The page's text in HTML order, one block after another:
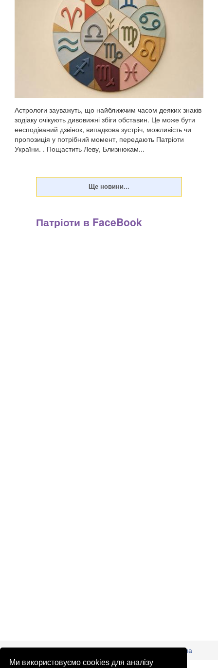
Ми використовуємо cookies для аналізу
Астрологи зауважуть, що найближчим часом деяких знаків
зодіаку очікують дивовижні збіги обставин. Це може бути
еесподіваний дзвінок, випадкова зустріч, можливість чи
пропозиція у потрібний момент, передають Патріоти
України. . Пощастить Леву, Близнюкам...
Патріоти в FaceBook
© Патріоти України 2026 Правова інформація
Реклама